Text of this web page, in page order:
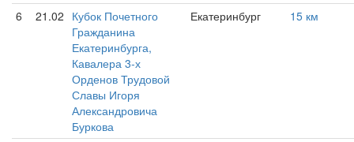
6 21.02 Кубок Почетного
Гражданина
Екатеринбурга,
Кавалера 3-х
Орденов Трудовой
Славы Игоря
Александровича
Буркова
Екатеринбург 15 км